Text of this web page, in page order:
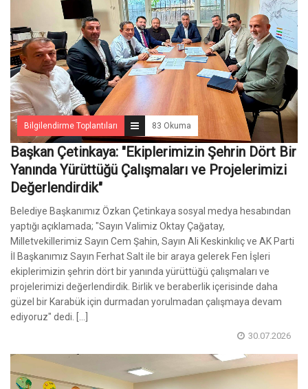
Bilgilendirme Toplantıları 83 Okuma
Başkan Çetinkaya: "Ekiplerimizin Şehrin Dört Bir
Yanında Yürüttüğü Çalışmaları ve Projelerimizi
Değerlendirdik"
Belediye Başkanımız Özkan Çetinkaya sosyal medya hesabından
yaptığı açıklamada; "Sayın Valimiz Oktay Çağatay,
Milletvekillerimiz Sayın Cem Şahin, Sayın Ali Keskinkılıç ve AK Parti
İl Başkanımız Sayın Ferhat Salt ile bir araya gelerek Fen İşleri
ekiplerimizin şehrin dört bir yanında yürüttüğü çalışmaları ve
projelerimizi değerlendirdik. Birlik ve beraberlik içerisinde daha
güzel bir Karabük için durmadan yorulmadan çalışmaya devam
ediyoruz" dedi. [...]
30.07.2026